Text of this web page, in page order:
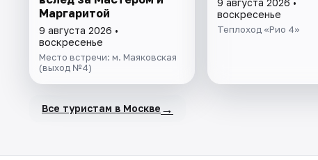
Маргаритой
9 августа 2026 •
воскресенье
Место встречи: м. Маяковская
(выход №4)
воскресенье
Теплоход «Рио 4»
Все туристам в Москве →